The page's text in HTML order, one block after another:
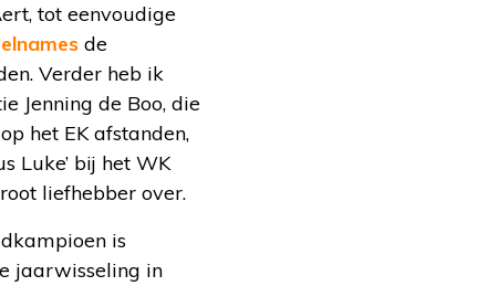
tot eenvoudige
de
Verder heb ik
Jenning de Boo, die
het EK afstanden,
Luke’ bij het WK
liefhebber over.
is
jaarwisseling in